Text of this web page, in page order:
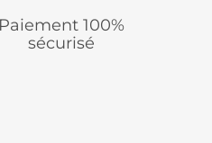
Paiement 100%
sécurisé